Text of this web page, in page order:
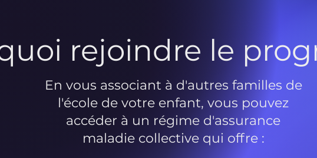
rejoindre le
En vous associant à d'autres familles de
l'école de votre enfant, vous pouvez
accéder à un régime d'assurance
maladie collective qui offre :